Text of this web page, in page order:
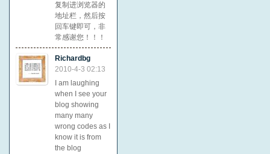
复制进浏览器的
地址栏，然后按
回车键即可，非
常感谢您！！！
Richardbg
2010-4-3 02:13
I am laughing
when I see your
blog showing
many many
wrong codes as I
know it is from
the blog